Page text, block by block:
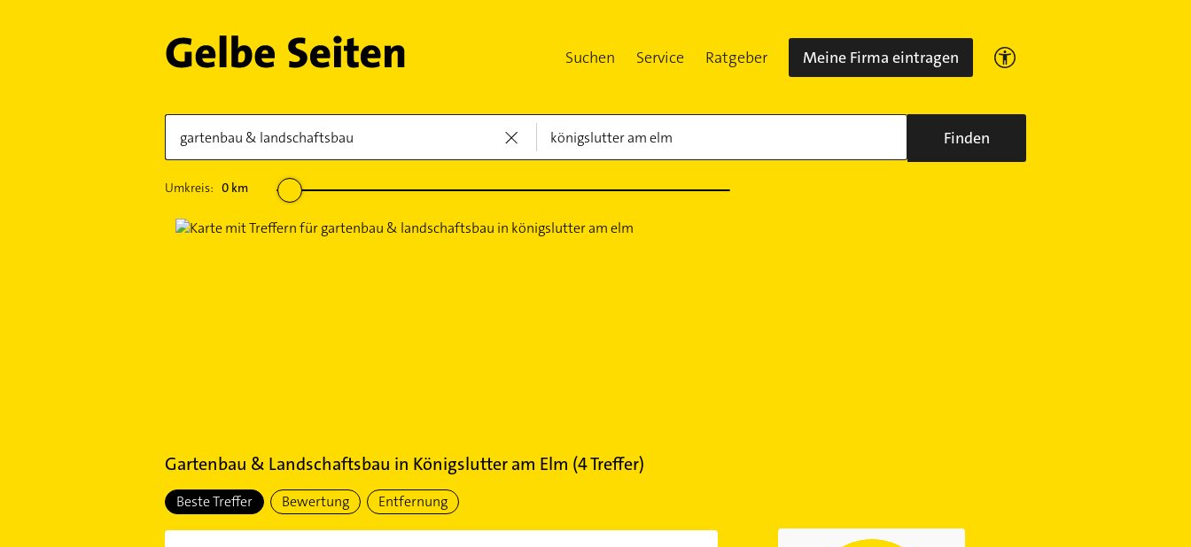
Suchen Service Ratgeber Meine Firma eintragen
Finden
Umkreis: 0km
Gartenbau & Landschaftsbau in Königslutter am Elm (4Treffer)
Beste Treffer Bewertung Entfernung